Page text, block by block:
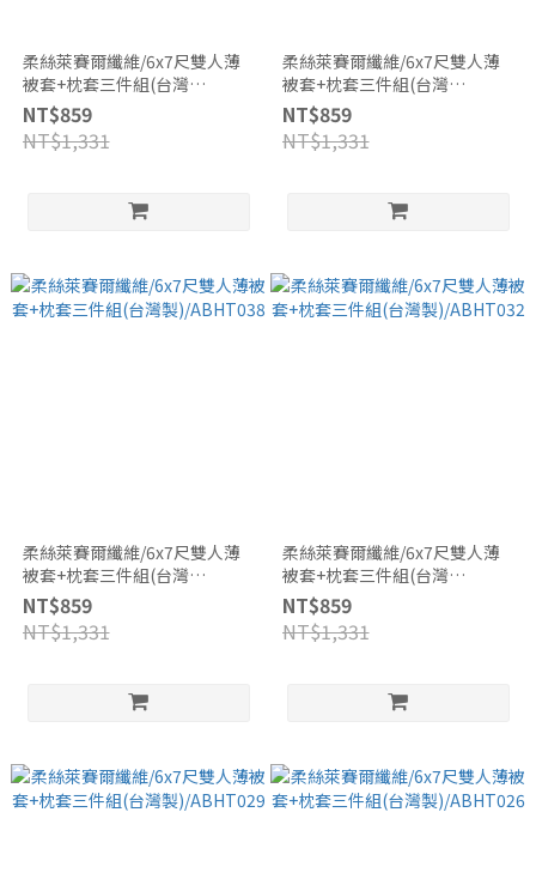
柔絲萊賽爾纖維/6x7尺雙人薄
被套+枕套三件組(台灣
製)/ABHT040
NT$859
NT$1,331
柔絲萊賽爾纖維/6x7尺雙人薄
被套+枕套三件組(台灣
製)/ABHT039
NT$859
NT$1,331
柔絲萊賽爾纖維/6x7尺雙人薄
被套+枕套三件組(台灣
製)/ABHT038
NT$859
NT$1,331
柔絲萊賽爾纖維/6x7尺雙人薄
被套+枕套三件組(台灣
製)/ABHT032
NT$859
NT$1,331